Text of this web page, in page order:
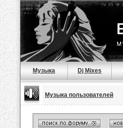
Музыка Dj Mixes
Музыка пользователей